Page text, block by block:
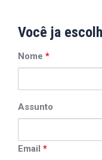
Você ja
Nome *
Assunto
Email *